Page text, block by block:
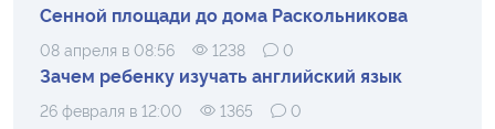
Сенной площади до дома Раскольникова
08 апреля в 08:56 1238 0
Зачем ребенку изучать английский язык
26 февраля в 12:00 1365 0